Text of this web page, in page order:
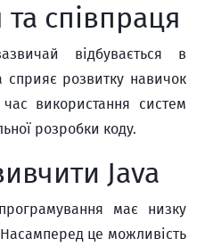
та співпраця
відбувається в
сприяє розвитку навичок
використання систем
розробки коду.
Java
має низку
це можливість